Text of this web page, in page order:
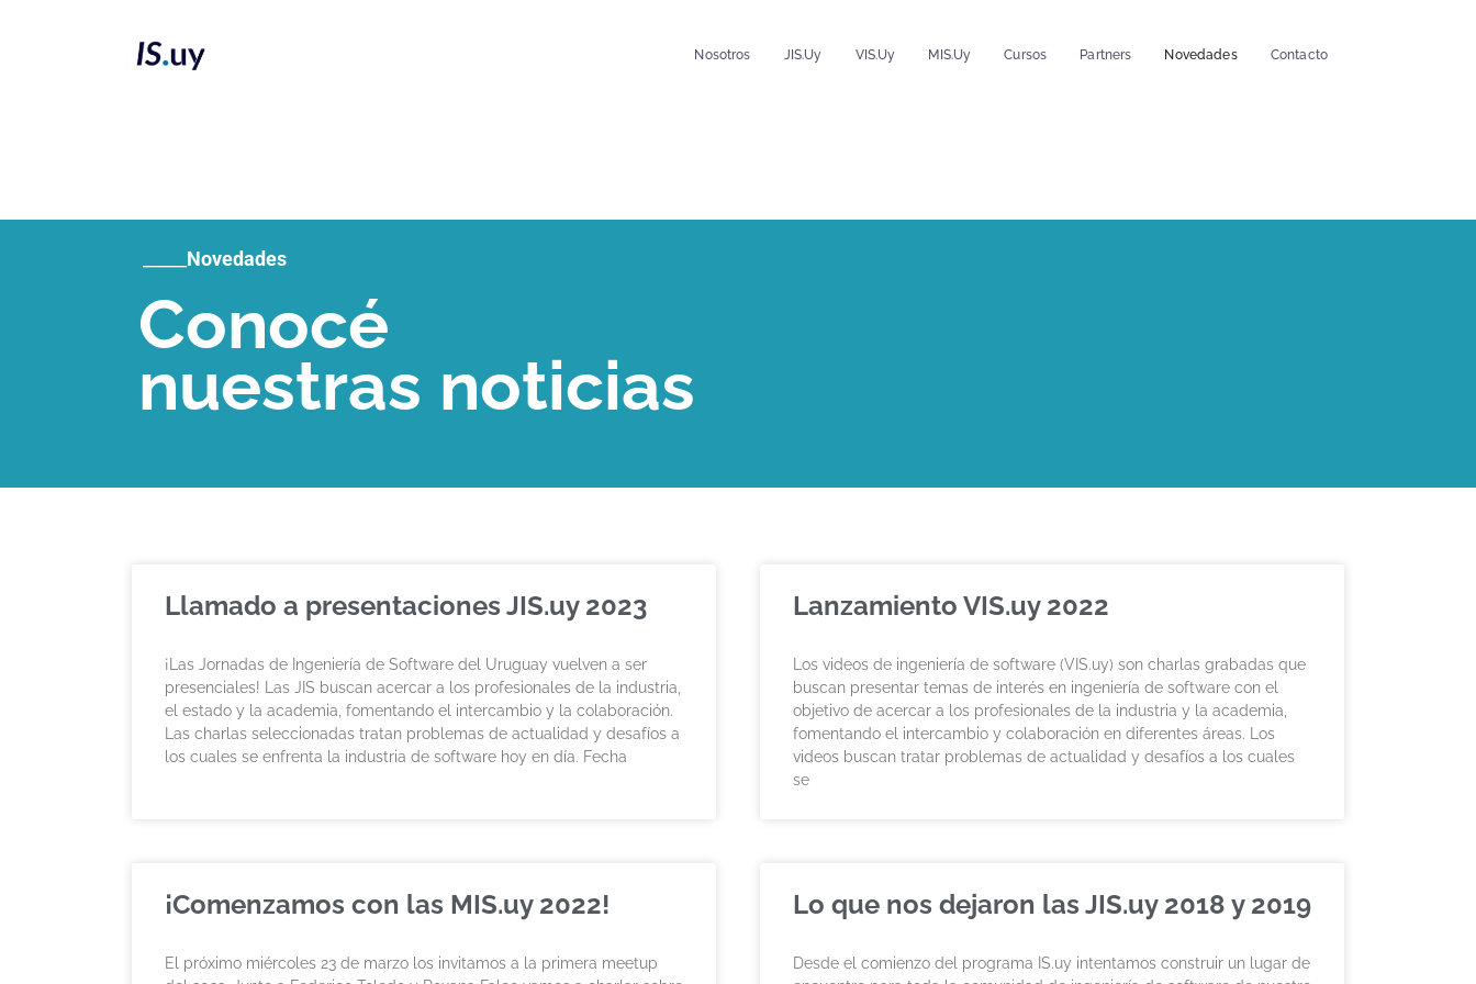
Nosotros JIS.uy VIS.uy MIS.uy Cursos Partners Novedades Contacto
Novedades
Conocé
nuestras noticias
Llamado a presentaciones JIS.uy 2023
¡Las Jornadas de Ingeniería de Software del Uruguay vuelven a ser
presenciales! Las JIS buscan acercar a los profesionales de la industria,
el estado y la academia, fomentando el intercambio y la colaboración.
Las charlas seleccionadas tratan problemas de actualidad y desafíos a
los cuales se enfrenta la industria de software hoy en día. Fecha
Lanzamiento VIS.uy 2022
Los videos de ingeniería de software (VIS.uy) son charlas grabadas que
buscan presentar temas de interés en ingeniería de software con el
objetivo de acercar a los profesionales de la industria y la academia,
fomentando el intercambio y colaboración en diferentes áreas. Los
videos buscan tratar problemas de actualidad y desafíos a los cuales
se
¡Comenzamos con las MIS.uy 2022!
El próximo miércoles 23 de marzo los invitamos a la primera meetup
Lo que nos dejaron las JIS.uy 2018 y 2019
Desde el comienzo del programa IS.uy intentamos construir un lugar de